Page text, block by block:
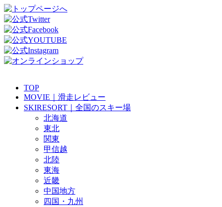
TOP
MOVIE｜滑走レビュー
SKIRESORT｜全国のスキー場
北海道
東北
関東
甲信越
北陸
東海
近畿
中国地方
四国・九州